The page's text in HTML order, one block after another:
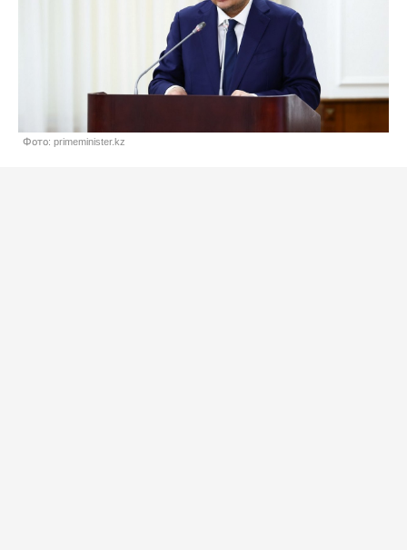
Фото: primeminister.kz